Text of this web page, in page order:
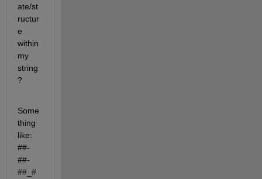
ate/st
ructur
e
within
my
string
?
Some
thing
like:
##-
##-
##_#